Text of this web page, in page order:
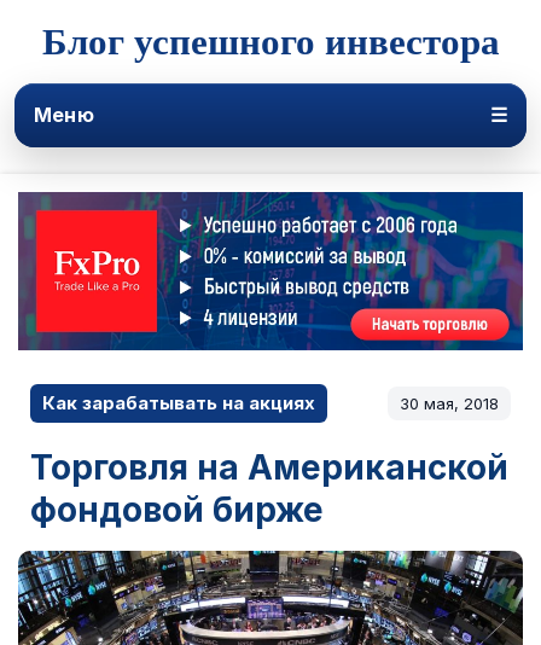
Блог успешного инвестора
Меню ☰
Как зарабатывать на акциях 30 мая, 2018
Торговля на Американской
фондовой бирже